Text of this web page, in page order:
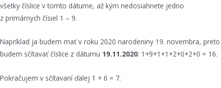
všetky číslice v tomto dátume, až kým nedosiahnete jedno
z primárnych čísiel 1 – 9.
Napríklad ja budem mať v roku 2020 narodeniny 19. novembra, preto
budem sčítavať číslice z dátumu 19.11.2020: 1+9+1+1+2+0+2+0 = 16.
Pokračujem v sčítavaní ďalej 1 + 6 = 7.